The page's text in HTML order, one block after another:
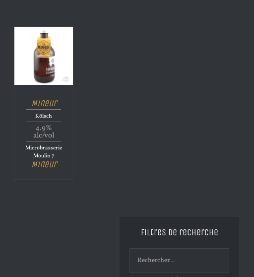
Mineur
Kölsch
4.9%
alc/vol
Microbrasserie
Moulin 7
Mineur
Filtres de recherche